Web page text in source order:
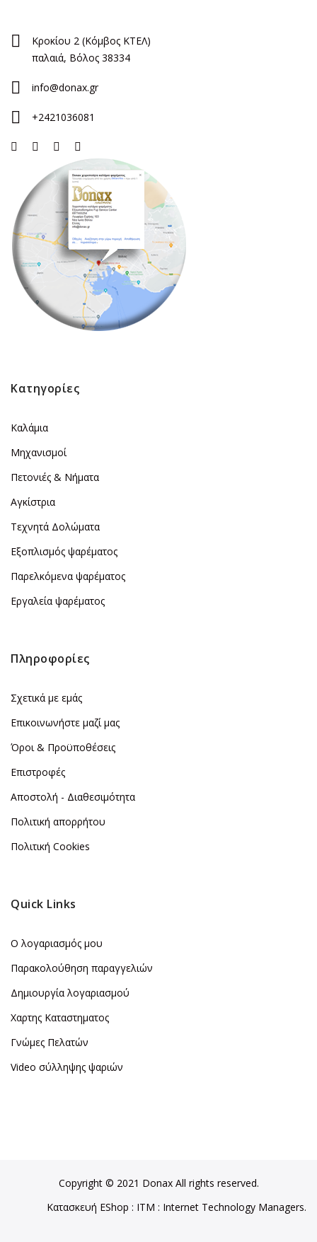
Κροκίου 2 (Κόμβος ΚΤΕΛ)
παλαιά, Βόλος 38334
info@donax.gr
+2421036081
Κατηγορίες
Καλάμια
Μηχανισμοί
Πετονιές & Νήματα
Αγκίστρια
Τεχνητά Δολώματα
Εξοπλισμός ψαρέματος
Παρελκόμενα ψαρέματος
Εργαλεία ψαρέματος
Πληροφορίες
Σχετικά με εμάς
Επικοινωνήστε μαζί μας
Όροι & Προϋποθέσεις
Επιστροφές
Αποστολή - Διαθεσιμότητα
Πολιτική απορρήτου
Πολιτική Cookies
Quick Links
Ο λογαριασμός μου
Παρακολούθηση παραγγελιών
Δημιουργία λογαριασμού
Χαρτης Καταστηματος
Γνώμες Πελατών
Video σύλληψης ψαριών
Copyright © 2021 Donax All rights reserved.
Κατασκευή EShop : ITM : Internet Technology Managers.